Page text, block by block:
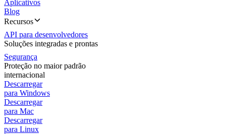
Aplicativos
Blog
Recursos
API para desenvolvedores
Soluções integradas e prontas
Segurança
Proteção no maior padrão
internacional
Descarregar
para Windows
Descarregar
para Mac
Descarregar
para Linux